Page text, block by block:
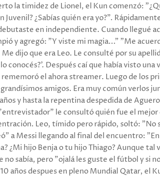
la timidez de Lionel, el Kun comenzó:
Juvenil? ¿Sabías quién era yo?".
en independiente. Cuando llegué
y agregó: "Y viste mi magia..." "Me
dijo que era Leo. Le consulté por su
lo conocés?’. Después caí que había visto
el ahora streamer. Luego de los
amigos. Era muy común verlos
y hasta la repentina despedida de
le consultó quién fue el mejor
Leo, tímido pero rápido, soltó: "No
a Messi llegando al final del encuentro:
¿Mi hijo Benja o tu hijo Thiago? Aunque tal
no sabía, pero "ojalá les guste el fútbol y si
años despues en pleno Mundial Qatar, el